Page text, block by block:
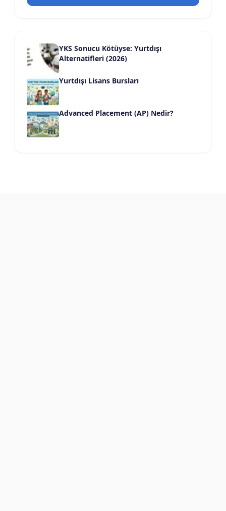
YKS Sonucu Kötüyse: Yurtdışı
Alternatifleri (2026)
Yurtdışı Lisans Bursları
Advanced Placement (AP) Nedir?